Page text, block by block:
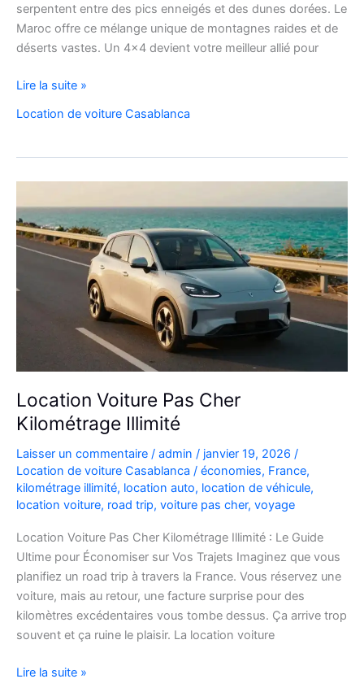
serpentent entre des pics enneigés et des dunes dorées. Le
Maroc offre ce mélange unique de montagnes raides et de
déserts vastes. Un 4×4 devient votre meilleur allié pour
location
voiture
au
Maroc
explorer
l’Atlas
Lire la suite »
Location de voiture Casablanca
Location Voiture Pas Cher
Kilométrage Illimité
Laisser un commentaire / admin / janvier 19, 2026 /
Location de voiture Casablanca / économies, France,
kilométrage illimité, location auto, location de véhicule,
location voiture, road trip, voiture pas cher, voyage
Location Voiture Pas Cher Kilométrage Illimité : Le Guide
Ultime pour Économiser sur Vos Trajets Imaginez que vous
planifiez un road trip à travers la France. Vous réservez une
voiture, mais au retour, une facture surprise pour des
kilomètres excédentaires vous tombe dessus. Ça arrive trop
souvent et ça ruine le plaisir. La location voiture
Location
Lire la suite »